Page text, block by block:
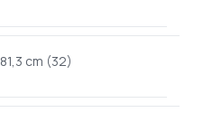
81,3 cm (32)